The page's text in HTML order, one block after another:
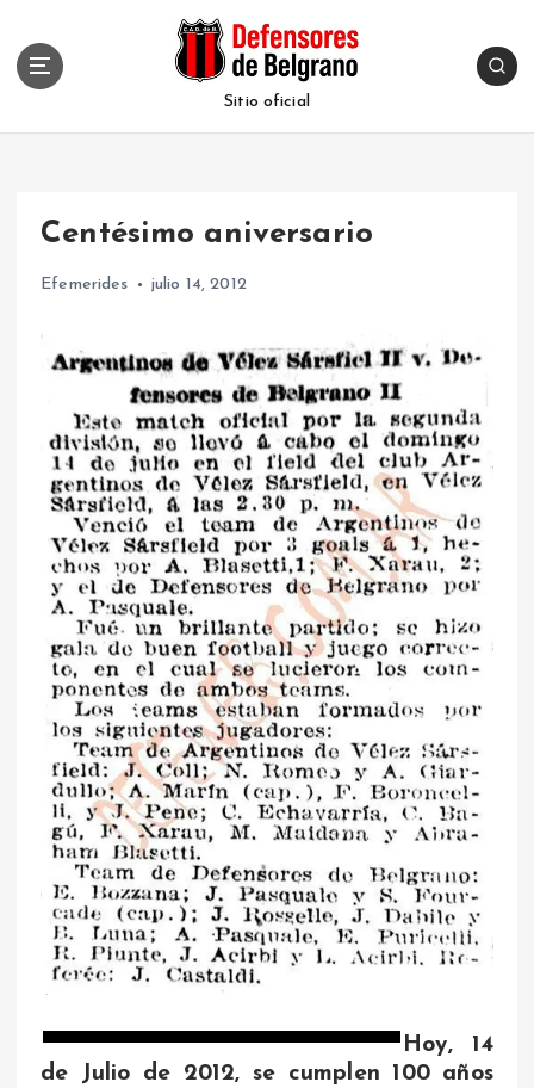
Sitio oficial
Centésimo aniversario
Efemerides julio 14, 2012
Hoy, 14
de Julio de 2012, se cumplen 100 años